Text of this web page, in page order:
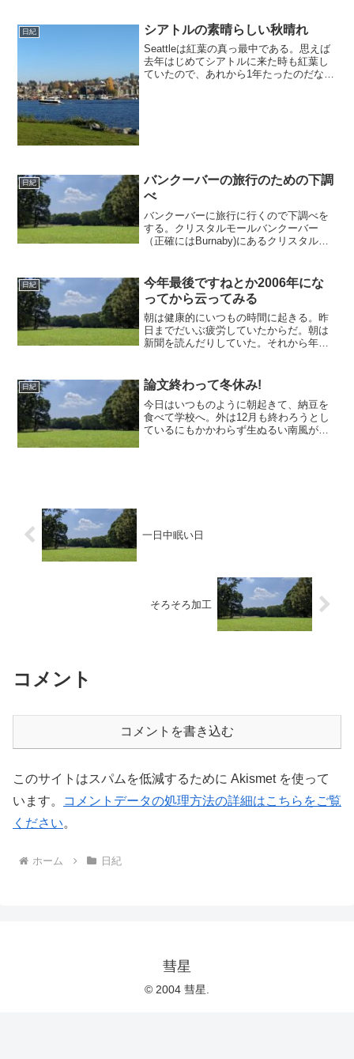
なくなってしまった。去年...
日紀 シアトルの素晴らしい秋晴れ
Seattleは紅葉の真っ最中である。思えば
去年はじめてシアトルに来た時も紅葉し
ていたので、あれから1年たったのだなあ
日紀
バンクーバーの旅行のための下調
べ
バンクーバーに旅行に行くので下調べを
する。クリスタルモールバンクーバー
（正確にはBurnaby)にあるクリスタルモ
がたくさんあるので、どの店に行くか迷
うことは必須である...
日紀
今年最後ですねとか2006年にな
ってから云ってみる
朝は健康的にいつもの時間に起きる。昨
日までだいぶ疲労していたからだ。朝は
新聞を読んだりしていた。それから年賀
ぎた。そろそろテストのための勉強もし
なきゃななんて思うわけだ...
日紀 論文終わって冬休み!
今日はいつものように朝起きて、納豆を
食べて学校へ。外は12月も終わろうとし
ているにもかかわらず生ぬるい南風が吹
一日中眠い日
そろそろ加工
コメント
コメントを書き込む
このサイトはスパムを低減するために Akismet を使って
います。
コメントデータの処理方法の詳細はこちらをご覧
ください。
ホーム 日紀
彗星
© 2004 彗星.